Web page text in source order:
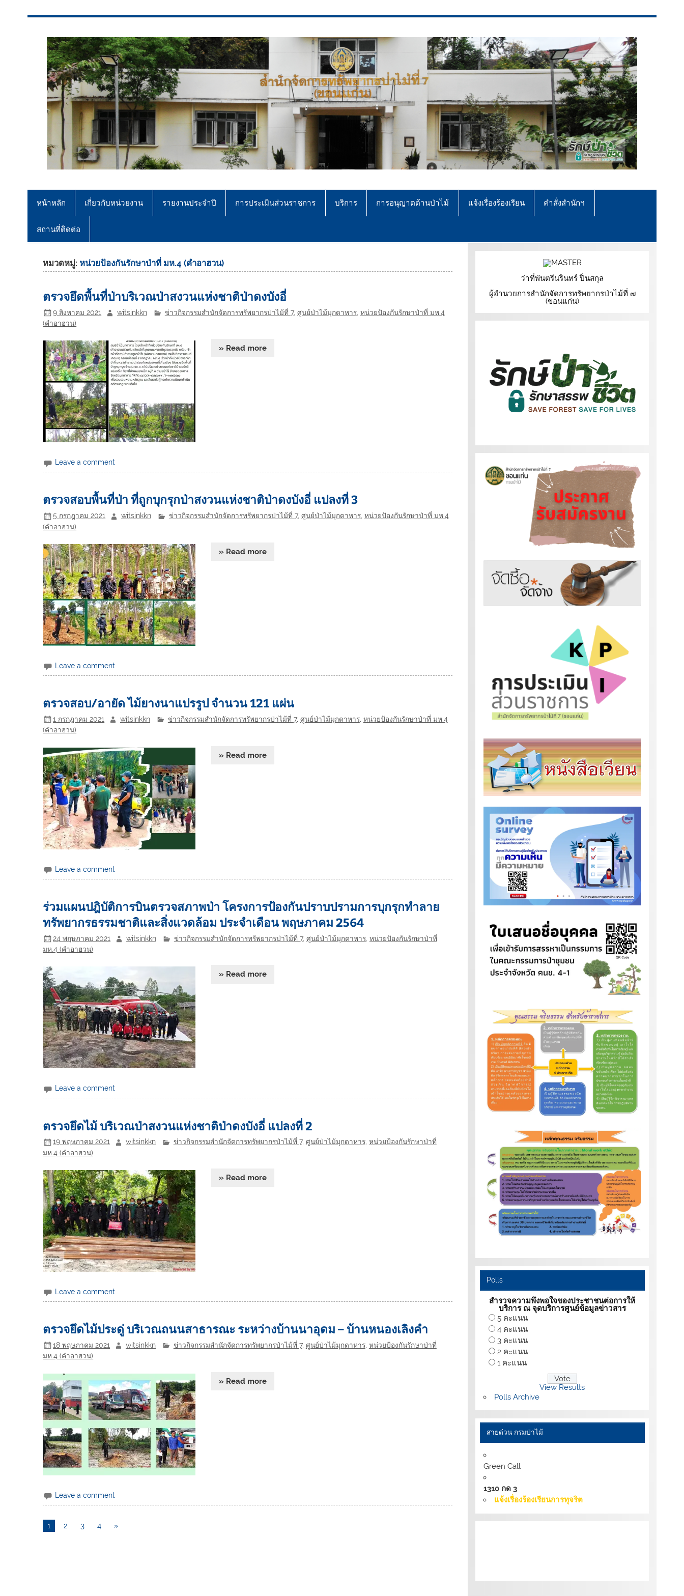
หน้าหลัก เกี่ยวกับหน่วยงาน รายงานประจำปี การประเมินส่วนราชการ บริการ การอนุญาตด้านป่าไม้ แจ้งเรื่องร้องเรียน คำสั่งสำนักฯ
สถานที่ติดต่อ
หมวดหมู่: หน่วยป้องกันรักษาป่าที่ มห.4 (คำอาฮวน)
ตรวจยึดพื้นที่ป่าบริเวณป่าสงวนแห่งชาติป่าดงบังอี่
9 สิงหาคม 2021 witsinkkn ข่าวกิจกรรมสำนักจัดการทรัพยากรป่าไม้ที่ 7, ศูนย์ป่าไม้มุกดาหาร, หน่วยป้องกันรักษาป่าที่ มห.4
(คำอาฮวน)
» Read more
Leave a comment
ตรวจสอบพื้นที่ป่า ที่ถูกบุกรุกป่าสงวนแห่งชาติป่าดงบังอี่ แปลงที่ 3
5 กรกฎาคม 2021 witsinkkn ข่าวกิจกรรมสำนักจัดการทรัพยากรป่าไม้ที่ 7, ศูนย์ป่าไม้มุกดาหาร, หน่วยป้องกันรักษาป่าที่ มห.4
(คำอาฮวน)
» Read more
Leave a comment
ตรวจสอบ/อายัด ไม้ยางนาแปรรูป จำนวน 121 แผ่น
1 กรกฎาคม 2021 witsinkkn ข่าวกิจกรรมสำนักจัดการทรัพยากรป่าไม้ที่ 7, ศูนย์ป่าไม้มุกดาหาร, หน่วยป้องกันรักษาป่าที่ มห.4
(คำอาฮวน)
» Read more
Leave a comment
ร่วมแผนปฎิบัติการบินตรวจสภาพป่า โครงการป้องกันปราบปรามการบุกรุกทำลาย
ทรัพยากรธรรมชาติและสิ่งแวดล้อม ประจำเดือน พฤษภาคม 2564
24 พฤษภาคม 2021 witsinkkn ข่าวกิจกรรมสำนักจัดการทรัพยากรป่าไม้ที่ 7, ศูนย์ป่าไม้มุกดาหาร, หน่วยป้องกันรักษาป่าที่
มห.4 (คำอาฮวน)
» Read more
Leave a comment
ตรวจยึดไม้ บริเวณป่าสงวนแห่งชาติป่าดงบังอี่ แปลงที่ 2
19 พฤษภาคม 2021 witsinkkn ข่าวกิจกรรมสำนักจัดการทรัพยากรป่าไม้ที่ 7, ศูนย์ป่าไม้มุกดาหาร, หน่วยป้องกันรักษาป่าที่
มห.4 (คำอาฮวน)
» Read more
Leave a comment
ตรวจยึดไม้ประดู่ บริเวณถนนสาธารณะ ระหว่างบ้านนาอุดม – บ้านหนองเลิงคำ
18 พฤษภาคม 2021 witsinkkn ข่าวกิจกรรมสำนักจัดการทรัพยากรป่าไม้ที่ 7, ศูนย์ป่าไม้มุกดาหาร, หน่วยป้องกันรักษาป่าที่
มห.4 (คำอาฮวน)
» Read more
Leave a comment
1 2 3 4 »
ว่าที่พันตรีนรินทร์ ปิ่นสกุล
ผู้อำนวยการสำนักจัดการทรัพยากรป่าไม้ที่ ๗
(ขอนแก่น)
Polls
สำรวจความพึงพอใจของประชาชนต่อการให้
บริการ ณ จุดบริการศูนย์ข้อมูลข่าวสาร
5 คะแนน
4 คะแนน
3 คะแนน
2 คะแนน
1 คะแนน
View Results
Polls Archive
สายด่วน กรมป่าไม้
Green Call
1310 กด 3
แจ้งเรื่องร้องเรียนการทุจริต